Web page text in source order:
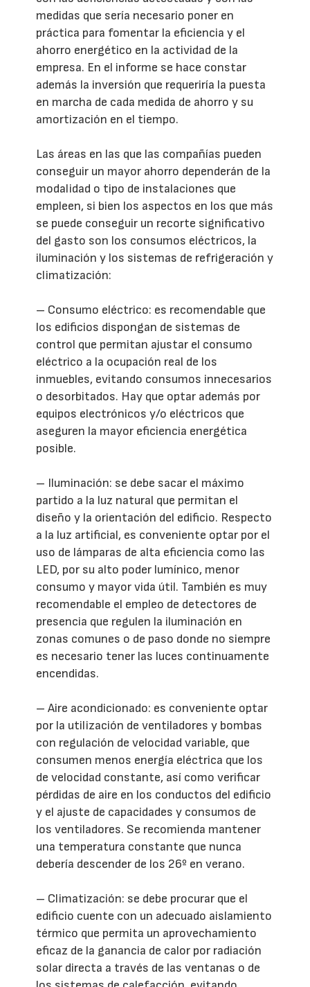
medidas que sería necesario poner en
práctica para fomentar la eficiencia y el
ahorro energético en la actividad de la
empresa. En el informe se hace constar
además la inversión que requeriría la puesta
en marcha de cada medida de ahorro y su
amortización en el tiempo.
Las áreas en las que las compañías pueden
conseguir un mayor ahorro dependerán de la
modalidad o tipo de instalaciones que
empleen, si bien los aspectos en los que más
se puede conseguir un recorte significativo
del gasto son los consumos eléctricos, la
iluminación y los sistemas de refrigeración y
climatización:
– Consumo eléctrico: es recomendable que
los edificios dispongan de sistemas de
control que permitan ajustar el consumo
eléctrico a la ocupación real de los
inmuebles, evitando consumos innecesarios
o desorbitados. Hay que optar además por
equipos electrónicos y/o eléctricos que
aseguren la mayor eficiencia energética
posible.
– Iluminación: se debe sacar el máximo
partido a la luz natural que permitan el
diseño y la orientación del edificio. Respecto
a la luz artificial, es conveniente optar por el
uso de lámparas de alta eficiencia como las
LED, por su alto poder lumínico, menor
consumo y mayor vida útil. También es muy
recomendable el empleo de detectores de
presencia que regulen la iluminación en
zonas comunes o de paso donde no siempre
es necesario tener las luces continuamente
encendidas.
– Aire acondicionado: es conveniente optar
por la utilización de ventiladores y bombas
con regulación de velocidad variable, que
consumen menos energía eléctrica que los
de velocidad constante, así como verificar
pérdidas de aire en los conductos del edificio
y el ajuste de capacidades y consumos de
los ventiladores. Se recomienda mantener
una temperatura constante que nunca
debería descender de los 26º en verano.
– Climatización: se debe procurar que el
edificio cuente con un adecuado aislamiento
térmico que permita un aprovechamiento
eficaz de la ganancia de calor por radiación
solar directa a través de las ventanas o de